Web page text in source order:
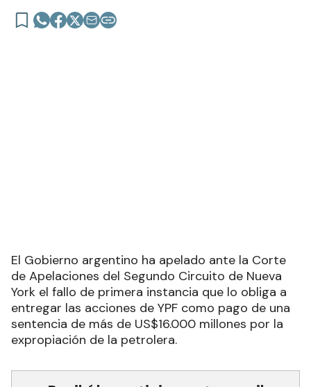
El Gobierno argentino ha apelado ante la Corte
de Apelaciones del Segundo Circuito de Nueva
York el fallo de primera instancia que lo obliga a
entregar las acciones de YPF como pago de una
sentencia de más de US$16.000 millones por la
expropiación de la petrolera.